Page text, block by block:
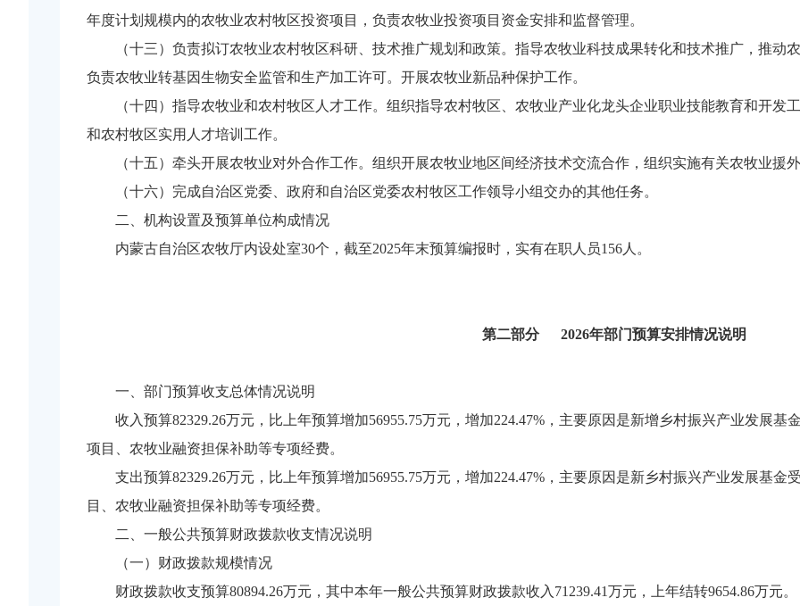
年度计划规模内的农牧业农村牧区投资项目，负责农牧业投资项目资金安排和监督管理。
（十三）负责拟订农牧业农村牧区科研、技术推广规划和政策。指导农牧业科技成果转化和技术推广，推动
负责农牧业转基因生物安全监管和生产加工许可。开展农牧业新品种保护工作。
（十四）指导农牧业和农村牧区人才工作。组织指导农村牧区、农牧业产业化龙头企业职业技能教育和开发
和农村牧区实用人才培训工作。
（十五）牵头开展农牧业对外合作工作。组织开展农牧业地区间经济技术交流合作，组织实施有关农牧业援
（十六）完成自治区党委、政府和自治区党委农村牧区工作领导小组交办的其他任务。
二、机构设置及预算单位构成情况
内蒙古自治区农牧厅内设处室30个，截至2025年末预算编报时，实有在职人员156人。
第二部分 2026年部门预算安排情况说明
一、部门预算收支总体情况说明
收入预算82329.26万元，比上年预算增加56955.75万元，增加224.47%，主要原因是新增乡村振兴产业发展
项目、农牧业融资担保补助等专项经费。
支出预算82329.26万元，比上年预算增加56955.75万元，增加224.47%，主要原因是新乡村振兴产业发展基
目、农牧业融资担保补助等专项经费。
二、一般公共预算财政拨款收支情况说明
（一）财政拨款规模情况
财政拨款收支预算80894.26万元，其中本年一般公共预算财政拨款收入71239.41万元，上年结转9654.86万元。